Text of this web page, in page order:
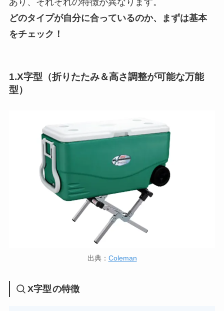
あり、それぞれの特徴が異なります。
どのタイプが自分に合っているのか、まずは基本
をチェック！
1.X字型（折りたたみ＆高さ調整が可能な万能
型）
出典： Coleman
X字型の特徴